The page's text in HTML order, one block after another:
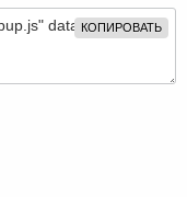
КОПИРОВАТЬ